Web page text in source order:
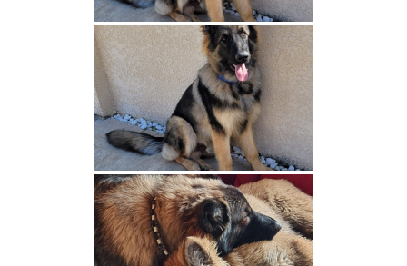
Valko des Loups du Nideck
Nos retraités
Glebevonwood Magik’s Beauty dite
Autumn
Panka Des Couleurs d’Autumn
Prima Des Couleurs d’Autumn